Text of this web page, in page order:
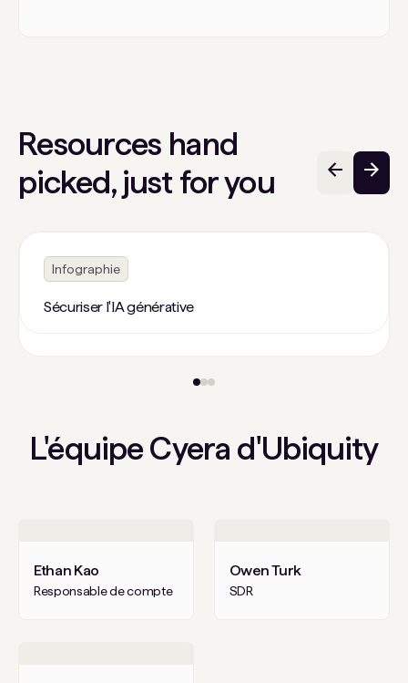
Resources hand
picked, just for you
Infographie
Sécuriser l'IA générative
L'équipe Cyera d'Ubiquity
Ethan Kao
Responsable de compte
Owen Turk
SDR